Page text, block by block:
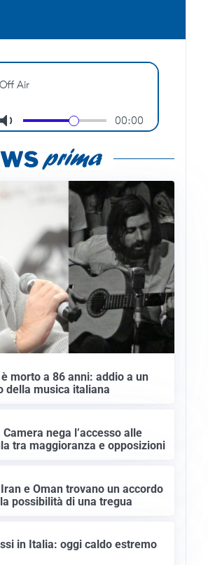
morto a 86 anni: addio a un
della musica italiana
nega l’accesso alle
tra maggioranza e opposizioni
e Oman trovano un accordo
possibilità di una tregua
in Italia: oggi caldo estremo